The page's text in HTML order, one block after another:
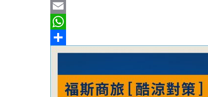
b
o
o
e
r
e
a
m
a
Y
a
h
E
m
W
分